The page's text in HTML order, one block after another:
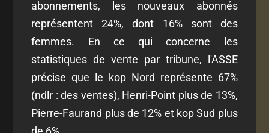
abonnements, les nouveaux abonnés
représentent 24%, dont 16% sont des
femmes. En ce qui concerne les
statistiques de vente par tribune, l'ASSE
précise que le kop Nord représente 67%
(ndlr : des ventes), Henri-Point plus de 13%,
Pierre-Faurand plus de 12% et kop Sud plus